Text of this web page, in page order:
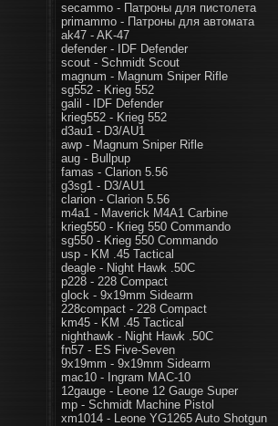
secammo - Патроны для пистолета
primammo - Патроны для автомата
ak47 - AK-47
defender - IDF Defender
scout - Schmidt Scout
magnum - Magnum Sniper Rifle
sg552 - Krieg 552
galil - IDF Defender
krieg552 - Krieg 552
d3au1 - D3/AU1
awp - Magnum Sniper Rifle
aug - Bullpup
famas - Clarion 5.56
g3sg1 - D3/AU1
clarion - Clarion 5.56
m4a1 - Maverick M4A1 Carbine
krieg550 - Krieg 550 Commando
sg550 - Krieg 550 Commando
usp - KM .45 Tactical
deagle - Night Hawk .50C
p228 - 228 Compact
glock - 9x19mm Sidearm
228compact - 228 Compact
km45 - KM .45 Tactical
nighthawk - Night Hawk .50C
fn57 - ES Five-Seven
9x19mm - 9x19mm Sidearm
mac10 - Ingram MAC-10
12gauge - Leone 12 Gauge Super
mp - Schmidt Machine Pistol
xm1014 - Leone YG1265 Auto Shotgun